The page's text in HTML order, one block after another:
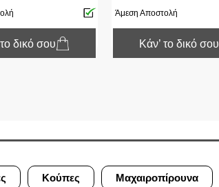
δικό σου
Άμεση Αποστολή
Κάν’ το δικό σου
Κούπες Μαχαιροπίρουνα